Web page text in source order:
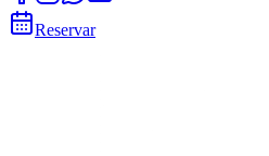
Reservar